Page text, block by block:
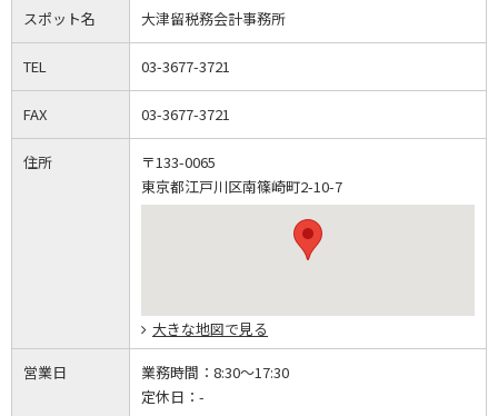
スポット名 大津留税務会計事務所
TEL 03-3677-3721
FAX 03-3677-3721
住所
〒133-0065
東京都江戸川区南篠崎町2-10-7
大きな地図で見る
営業日 業務時間： 8:30～17:30
定休日： -